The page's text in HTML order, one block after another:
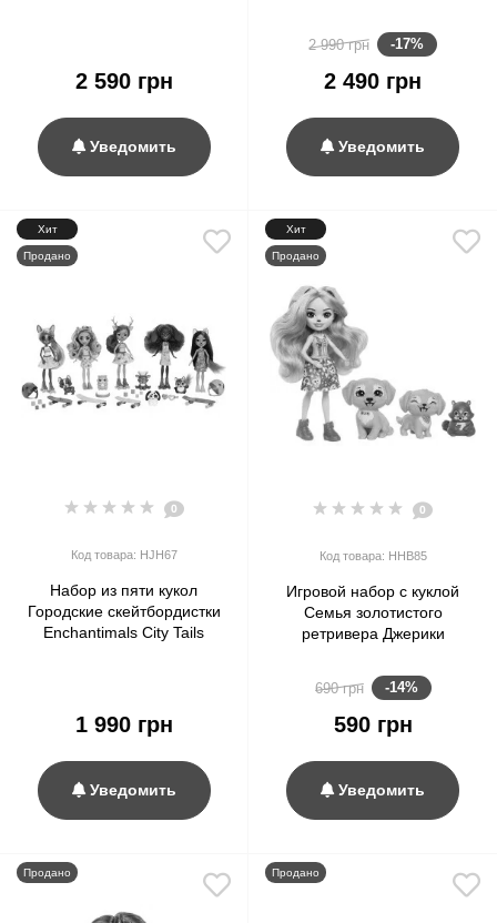
2 590 грн
Уведомить
2 990 грн -17%
2 490 грн
Уведомить
Хит
Продано
0
Код товара: HJH67
Набор из пяти кукол
Городские скейтбордистки
Enchantimals City Tails
1 990 грн
Уведомить
Хит
Продано
0
Код товара: HHB85
Игровой набор с куклой
Семья золотистого
ретривера Джерики
Family Toy Set Gerika
Golden Retriever Doll
690 грн -14%
590 грн
Уведомить
Продано Продано